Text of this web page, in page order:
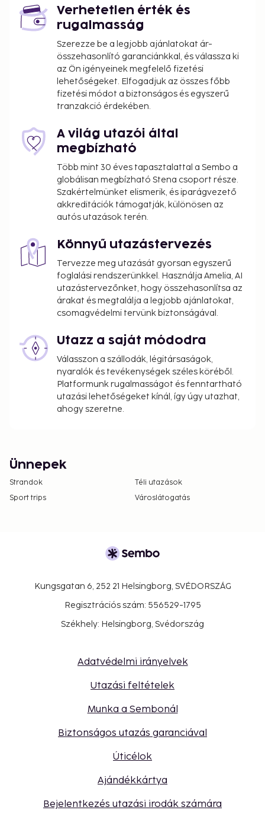
Verhetetlen érték és
rugalmasság
Szerezze be a legjobb ajánlatokat ár-
összehasonlító garanciánkkal, és válassza ki
az Ön igényeinek megfelelő fizetési
lehetőségeket. Elfogadjuk az összes főbb
fizetési módot a biztonságos és egyszerű
tranzakció érdekében.
A világ utazói által
megbízható
Több mint 30 éves tapasztalattal a Sembo a
globálisan megbízható Stena csoport része.
Szakértelmünket elismerik, és iparágvezető
akkreditációk támogatják, különösen az
autós utazások terén.
Könnyű utazástervezés
Tervezze meg utazását gyorsan egyszerű
foglalási rendszerünkkel. Használja Amelia, AI
utazástervezőnket, hogy összehasonlítsa az
árakat és megtalálja a legjobb ajánlatokat,
csomagvédelmi tervünk biztonságával.
Utazz a saját módodra
Válasszon a szállodák, légitársaságok,
nyaralók és tevékenységek széles köréből.
Platformunk rugalmasságot és fenntartható
utazási lehetőségeket kínál, így úgy utazhat,
ahogy szeretne.
Ünnepek
Strandok
Téli utazások
Sport trips
Városlátogatás
Kungsgatan 6, 252 21 Helsingborg, SVÉDORSZÁG
Regisztrációs szám: 556529-1795
Székhely: Helsingborg, Svédország
Adatvédelmi irányelvek
Utazási feltételek
Munka a Sembonál
Biztonságos utazás garanciával
Úticélok
Ajándékkártya
Bejelentkezés utazási irodák számára